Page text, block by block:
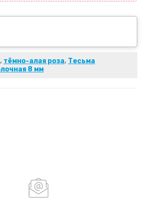
, тёмно-алая роза, Тесьма
8 мм